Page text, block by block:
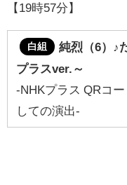
【19時57分】
白組 純烈（6）♪
プラスver.～
-NHKプラス QRコ
しての演出-